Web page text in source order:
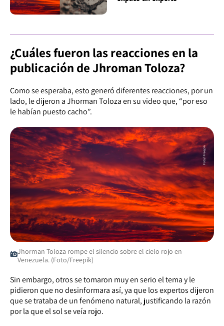
¿Cuáles fueron las reacciones en la
publicación de Jhroman Toloza?
Como se esperaba, esto generó diferentes reacciones, por un
lado, le dijeron a Jhorman Toloza en su video que, “por eso
le habían puesto cacho”.
Jhorman Toloza rompe el silencio sobre el cielo rojo en
Venezuela. (Foto/Freepik)
Sin embargo, otros se tomaron muy en serio el tema y le
pidieron que no desinformara así, ya que los expertos dijeron
que se trataba de un fenómeno natural, justificando la razón
por la que el sol se veía rojo.